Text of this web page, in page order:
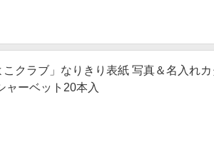
こクラブ」なりきり表紙 写真＆名入れ
ャーベット20本入